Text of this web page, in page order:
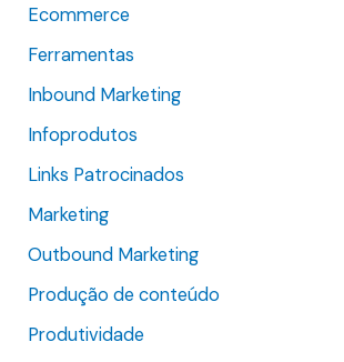
r
p
o
Ecommerce
Ferramentas
Inbound Marketing
Infoprodutos
Links Patrocinados
Marketing
Outbound Marketing
Produção de conteúdo
Produtividade